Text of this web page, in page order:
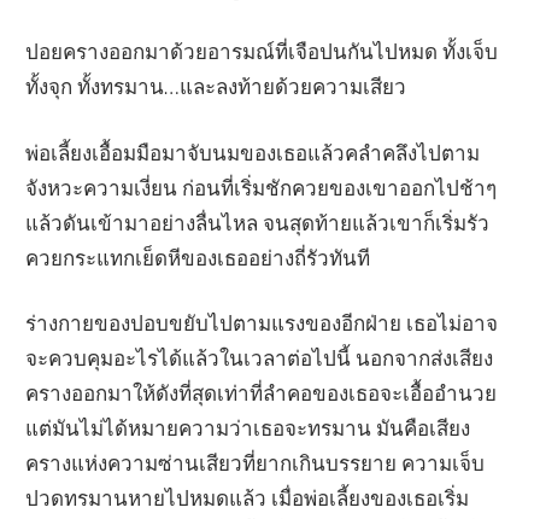
ปอยครางออกมาด้วยอารมณ์ที่เจือปนกันไปหมด ทั้งเจ็บ
ทั้งจุก ทั้งทรมาน…และลงท้ายด้วยความเสียว
พ่อเลี้ยงเอื้อมมือมาจับนมของเธอแล้วคลำคลึงไปตาม
จังหวะความเงี่ยน ก่อนที่เริ่มชักควยของเขาออกไปช้าๆ
แล้วดันเข้ามาอย่างลื่นไหล จนสุดท้ายแล้วเขาก็เริ่มรัว
ควยกระแทกเย็ดหีของเธออย่างถี่รัวทันที
ร่างกายของปอบขยับไปตามแรงของอีกฝ่าย เธอไม่อาจ
จะควบคุมอะไรได้แล้วในเวลาต่อไปนี้ นอกจากส่งเสียง
ครางออกมาให้ดังที่สุดเท่าที่ลำคอของเธอจะเอื้ออำนวย
แต่มันไม่ได้หมายความว่าเธอจะทรมาน มันคือเสียง
ครางแห่งความซ่านเสียวที่ยากเกินบรรยาย ความเจ็บ
ปวดทรมานหายไปหมดแล้ว เมื่อพ่อเลี้ยงของเธอเริ่ม